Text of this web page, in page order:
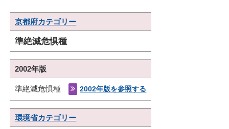
京都府カテゴリー
準絶滅危惧種
2002年版
準絶滅危惧種 2002年版を参照する
環境省カテゴリー